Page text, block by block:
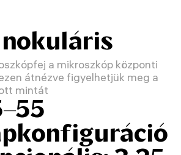
a mikroszkóp központi
átnézve figyelhetjük meg a
mintát